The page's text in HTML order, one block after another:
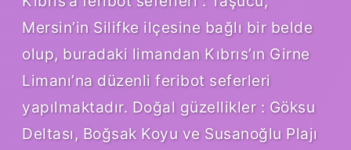
Mersin’in Silifke ilçesine bağlı bir belde
olup, buradaki limandan Kıbrıs’ın Girne
Limanı’na düzenli feribot seferleri
yapılmaktadır. Doğal güzellikler : Göksu
Deltası, Boğsak Koyu ve Susanoğlu Plajı